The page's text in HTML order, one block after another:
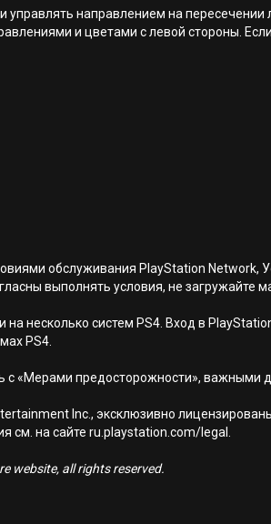
направлением на пересечении
и цветами с левой стороны.
обслуживания PlayStation
выполнять условия, не
на несколько систем PS4. Вход в
PS4.
с «Мерами предосторожности», важными
Inc., эксклюзивно
см. на сайте ru.playstation.com/legal.
website, all rights reserved.